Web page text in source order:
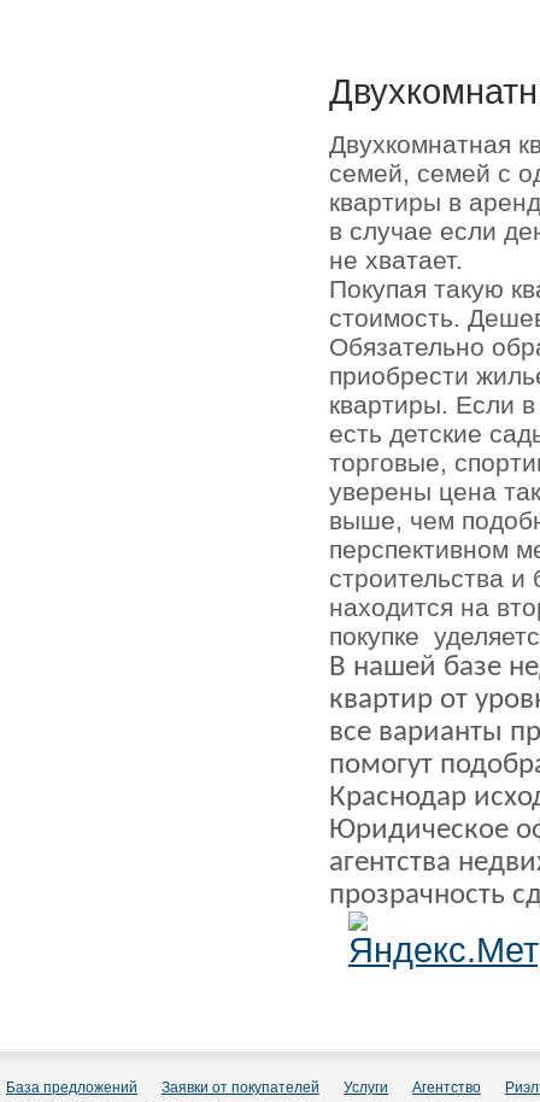
Двухкомнатная
семей, семей с
квартиры в
в случае если
не хватает.
Покупая такую
стоимость.
Обязательно
приобрести
квартиры. Если
есть детские
торговые,
уверены цена
выше, чем
перспективном
строительства
находится на
покупке
В нашей базе
квартир от
все варианты
помогут
Краснодар
Юридическое
агентства
прозрачность
База предложений Заявки от покупателей Услуги Агентство